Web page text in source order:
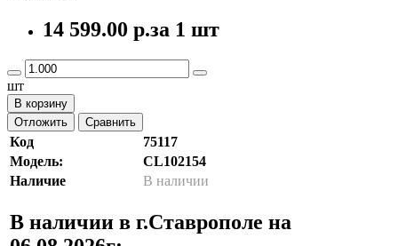
14 599.00 р.за 1 шт
шт
В корзину
Отложить
Сравнить
Код
75117
Модель:
CL102154
Наличие
В наличии
В наличии в г.Ставрополе на